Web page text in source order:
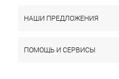
НАШИ ПРЕДЛОЖЕНИЯ
ПОМОЩЬ И СЕРВИСЫ